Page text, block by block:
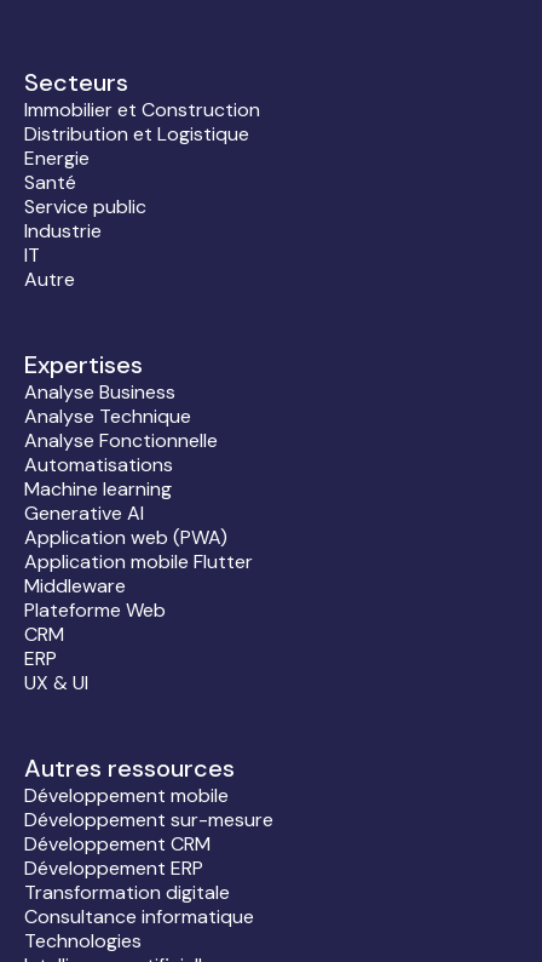
Secteurs
Immobilier et Construction
Distribution et Logistique
Energie
Santé
Service public
Industrie
IT
Autre
Expertises
Analyse Business
Analyse Technique
Analyse Fonctionnelle
Automatisations
Machine learning
Generative AI
Application web (PWA)
Application mobile Flutter
Middleware
Plateforme Web
CRM
ERP
UX & UI
Autres ressources
Développement mobile
Développement sur-mesure
Développement CRM
Développement ERP
Transformation digitale
Consultance informatique
Technologies